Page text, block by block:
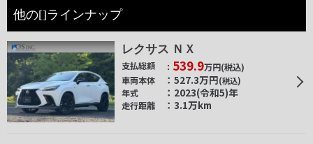
他の[]ラインナップ
レクサス ＮＸ
支払総額 539.9万円(税込)
車両本体
527.3万円(税込)
年式 2023(令和5)年
走行距離 3.1万km